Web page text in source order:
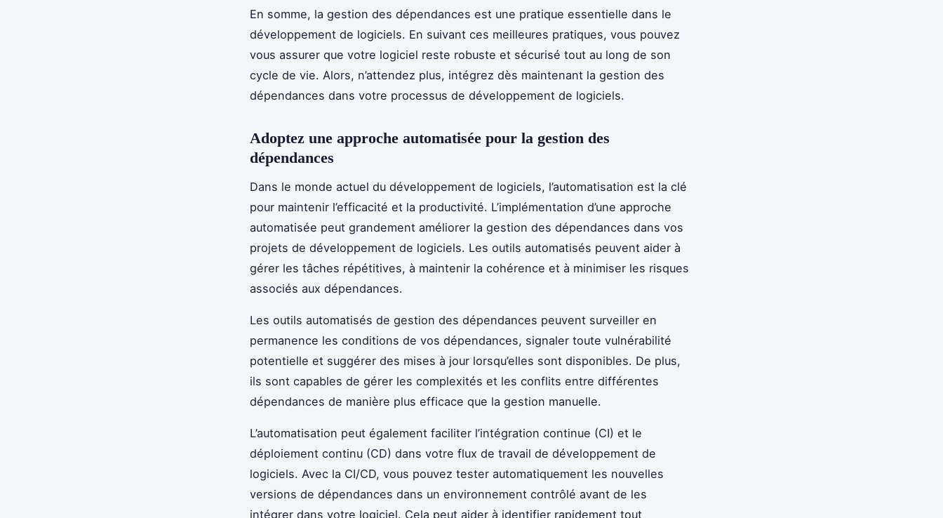
En somme, la gestion des dépendances est une pratique essentielle dans le
développement de logiciels. En suivant ces meilleures pratiques, vous pouvez
vous assurer que votre logiciel reste robuste et sécurisé tout au long de son
cycle de vie. Alors, n’attendez plus, intégrez dès maintenant la gestion des
dépendances dans votre processus de développement de logiciels.
Adoptez une approche automatisée pour la gestion des
dépendances
Dans le monde actuel du développement de logiciels, l’automatisation est la clé
pour maintenir l’efficacité et la productivité. L’implémentation d’une approche
automatisée peut grandement améliorer la gestion des dépendances dans vos
projets de développement de logiciels. Les outils automatisés peuvent aider à
gérer les tâches répétitives, à maintenir la cohérence et à minimiser les risques
associés aux dépendances.
Les outils automatisés de gestion des dépendances peuvent surveiller en
permanence les conditions de vos dépendances, signaler toute vulnérabilité
potentielle et suggérer des mises à jour lorsqu’elles sont disponibles. De plus,
ils sont capables de gérer les complexités et les conflits entre différentes
dépendances de manière plus efficace que la gestion manuelle.
L’automatisation peut également faciliter l’intégration continue (CI) et le
déploiement continu (CD) dans votre flux de travail de développement de
logiciels. Avec la CI/CD, vous pouvez tester automatiquement les nouvelles
versions de dépendances dans un environnement contrôlé avant de les
intégrer dans votre logiciel. Cela peut aider à identifier rapidement tout